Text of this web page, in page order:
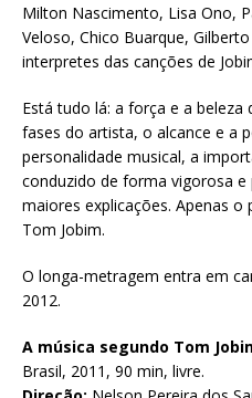
Milton Nascimento, Lisa Ono,
Veloso, Chico Buarque,
interpretes das canções de
Está tudo lá: a força e a beleza
fases do artista, o alcance e a
personalidade musical, a
conduzido de forma vigorosa e
maiores explicações. Apenas
Tom Jobim.
O longa-metragem entra em
2012.
A música segundo Tom
Brasil, 2011, 90 min, livre.